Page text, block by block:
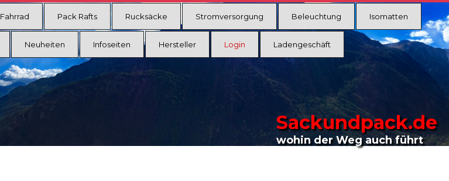
Fahrrad Pack Rafts Rucksäcke Stromversorgung Beleuchtung Isomatten
Neuheiten Infoseiten Hersteller Login Ladengeschäft
Sackundpack.de
wohin der Weg auch führt